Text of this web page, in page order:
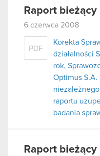
Raport
6 czerwca 2008
PDF
Korekta
działalności
rok,
Optimus
raportu
badania
Raport